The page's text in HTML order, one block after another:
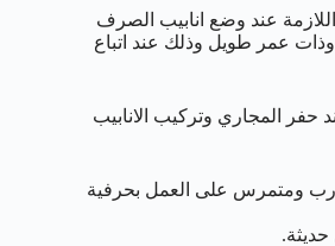
عند وضع انابيب الصرف
عمر طويل وذلك عند اتباع
حفر المجاري وتركيب الانابيب
ومتمرس على العمل بحرفية